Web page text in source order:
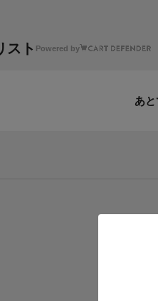
スト Powered by
あ